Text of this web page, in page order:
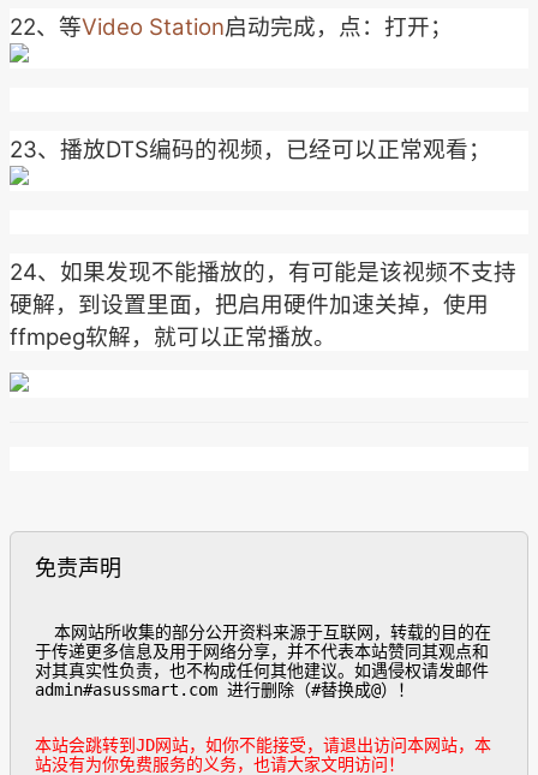
22、等Video Station启动完成，点：打开；
23、播放DTS编码的视频，已经可以正常观看；
24、如果发现不能播放的，有可能是该视频不支持
硬解，到设置里面，把启用硬件加速关掉，使用
ffmpeg软解，就可以正常播放。
免责声明
于传递更多信息及用于网络分享，并不代表本站赞同其观点和
对其真实性负责，也不构成任何其他建议。如遇侵权请发邮件
admin#asussmart.com 进行删除（#替换成@）！
本站会跳转到JD网站，如你不能接受，请退出访问本网站，本
站没有为你免费服务的义务，也请大家文明访问！